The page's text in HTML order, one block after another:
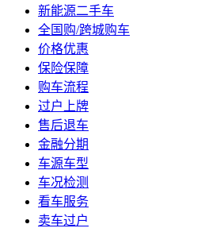
新能源二手车
全国购/跨城购车
价格优惠
保险保障
购车流程
过户上牌
售后退车
金融分期
车源车型
车况检测
看车服务
卖车过户